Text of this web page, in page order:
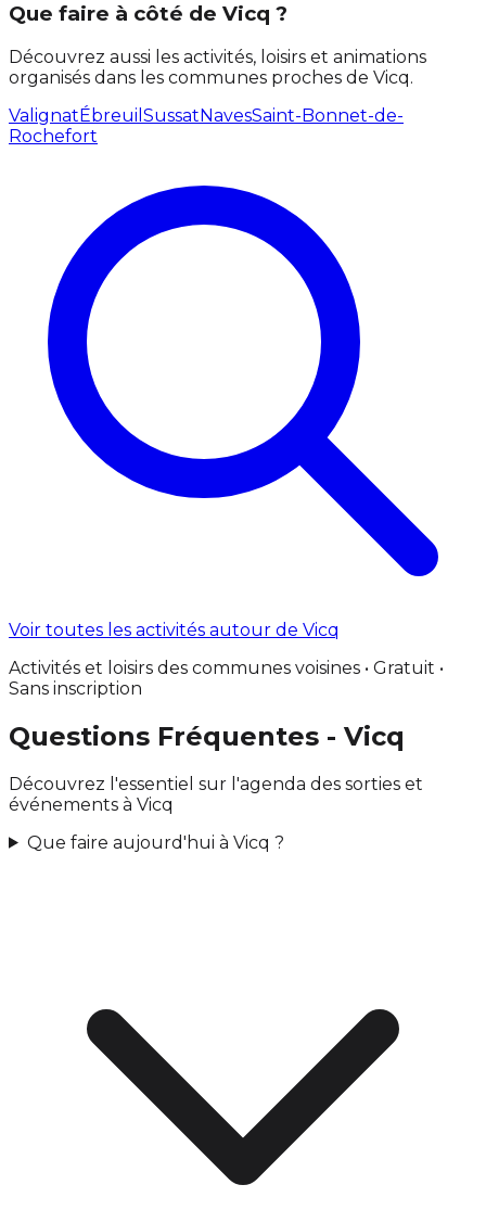
Que faire à côté de Vicq ?
Découvrez aussi les activités, loisirs et animations
organisés dans les communes proches de Vicq.
ValignatÉbreuil SussatNavesSaint-Bonnet-de-
Rochefort
Voir toutes les activités autour de Vicq
Activités et loisirs des communes voisines • Gratuit •
Sans inscription
Questions Fréquentes - Vicq
Découvrez l'essentiel sur l'agenda des sorties et
événements à Vicq
Que faire aujourd'hui à Vicq ?